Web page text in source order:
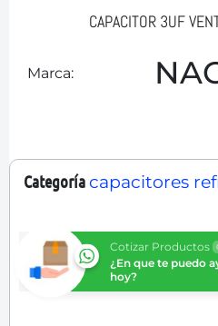
CAPACITOR 3UF
Marca:
Categoría capacitores
Cotizar Productos
¿En que te puedo
hoy?